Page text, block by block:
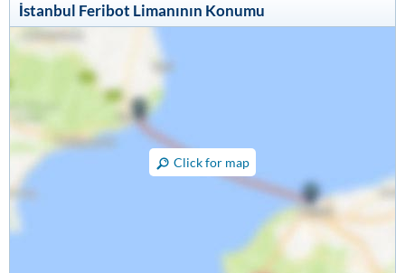
İstanbul Feribot Limanının Konumu
Click for map